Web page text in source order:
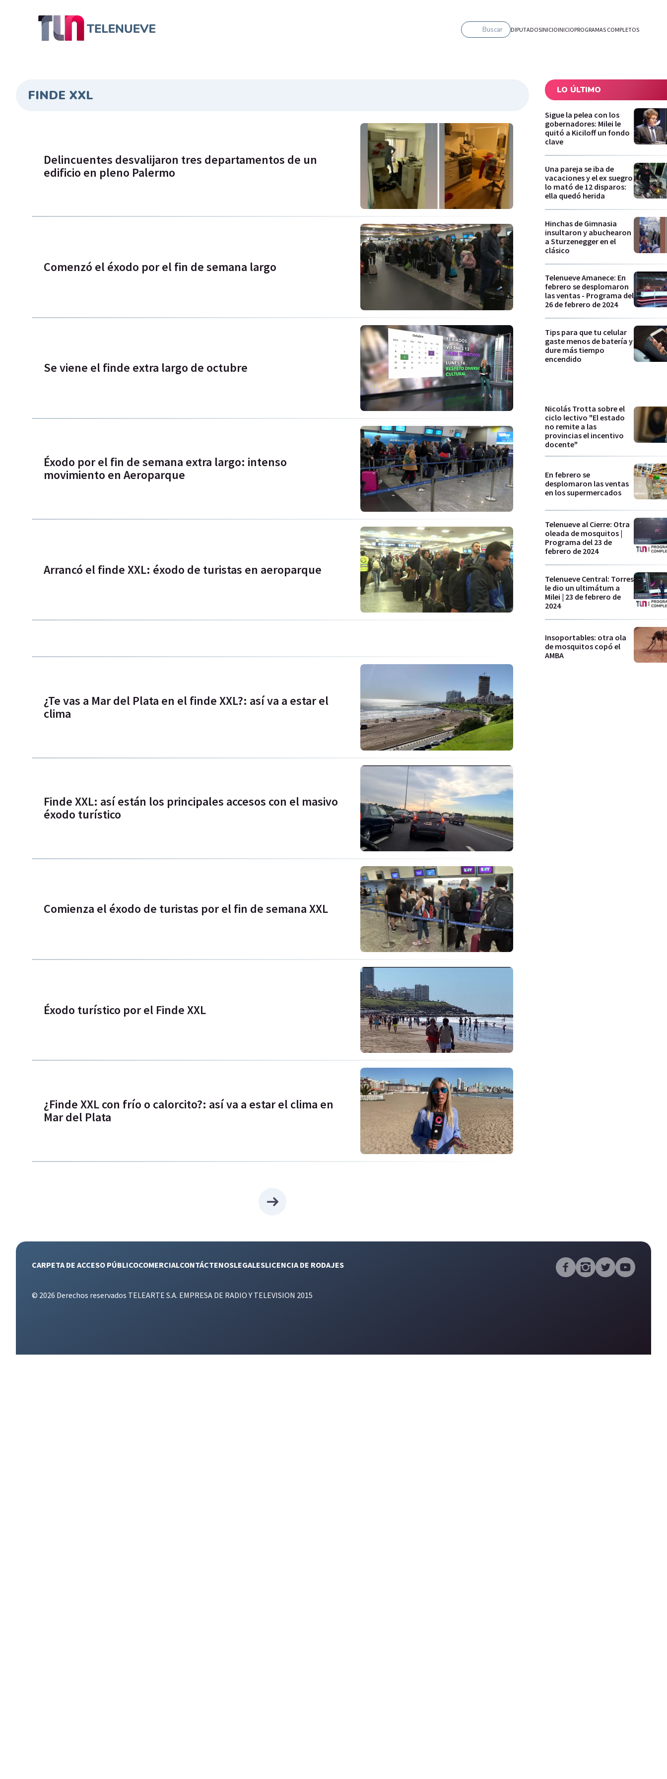
Buscar DIPUTADOSINICIOINICIOPROGRAMAS COMPLETOS
FINDE XXL
Delincuentes desvalijaron tres departamentos de un
edificio en pleno Palermo
Comenzó el éxodo por el fin de semana largo
Se viene el finde extra largo de octubre
Éxodo por el fin de semana extra largo: intenso
movimiento en Aeroparque
Arrancó el finde XXL: éxodo de turistas en aeroparque
¿Te vas a Mar del Plata en el finde XXL?: así va a estar el
clima
Finde XXL: así están los principales accesos con el masivo
éxodo turístico
Comienza el éxodo de turistas por el fin de semana XXL
Éxodo turístico por el Finde XXL
¿Finde XXL con frío o calorcito?: así va a estar el clima en
Mar del Plata
LO ÚLTIMO
Sigue la pelea con los
gobernadores: Milei le
quitó a Kiciloff un fondo
clave
Una pareja se iba de
vacaciones y el ex suegro
lo mató de 12 disparos:
ella quedó herida
Hinchas de Gimnasia
insultaron y abuchearon
a Sturzenegger en el
clásico
Telenueve Amanece: En
febrero se desplomaron
las ventas - Programa del
26 de febrero de 2024
Tips para que tu celular
gaste menos de batería y
dure más tiempo
encendido
Nicolás Trotta sobre el
ciclo lectivo "El estado
no remite a las
provincias el incentivo
docente"
En febrero se
desplomaron las ventas
en los supermercados
Telenueve al Cierre: Otra
oleada de mosquitos |
Programa del 23 de
febrero de 2024
Telenueve Central: Torres
le dio un ultimátum a
Milei | 23 de febrero de
2024
Insoportables: otra ola
de mosquitos copó el
AMBA
CARPETA DE ACCESO PÚBLICOCOMERCIALCONTÁCTENOSLEGALESLICENCIA DE RODAJES
© 2026 Derechos reservados TELEARTE S.A. EMPRESA DE RADIO Y TELEVISION 2015